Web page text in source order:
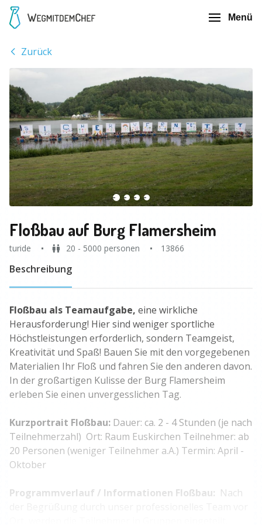
Menü
Zurück
Floßbau auf Burg Flamersheim
turide 20 - 5000 personen 13866
Beschreibung
Floßbau als Teamaufgabe, eine wirkliche
Herausforderung! Hier sind weniger sportliche
Höchstleistungen erforderlich, sondern Teamgeist,
Kreativität und Spaß! Bauen Sie mit den vorgegebenen
Materialien Ihr Floß und fahren Sie den anderen davon.
In der großartigen Kulisse der Burg Flamersheim
erleben Sie einen unvergesslichen Tag.
Kurzportrait Floßbau: Dauer: ca. 2 - 4 Stunden (je nach
Teilnehmerzahl) Ort: Raum Euskirchen Teilnehmer: ab
20 Personen (weniger Teilnehmer a.A.) Termin: April -
Oktober
Programmverlauf / Informationen Floßbau: Nach